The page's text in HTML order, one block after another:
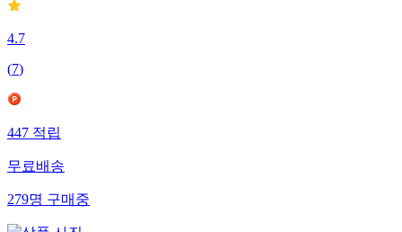
4.7
(7)
447적립
무료배송
279명구매중